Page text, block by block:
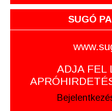
SUGÓ
ADJA FEL